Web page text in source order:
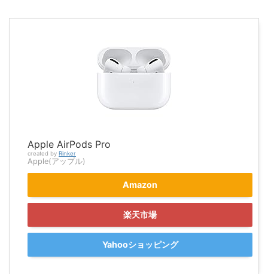
Apple AirPods Pro
created by Rinker
Apple(アップル)
Amazon
楽天市場
Yahooショッピング